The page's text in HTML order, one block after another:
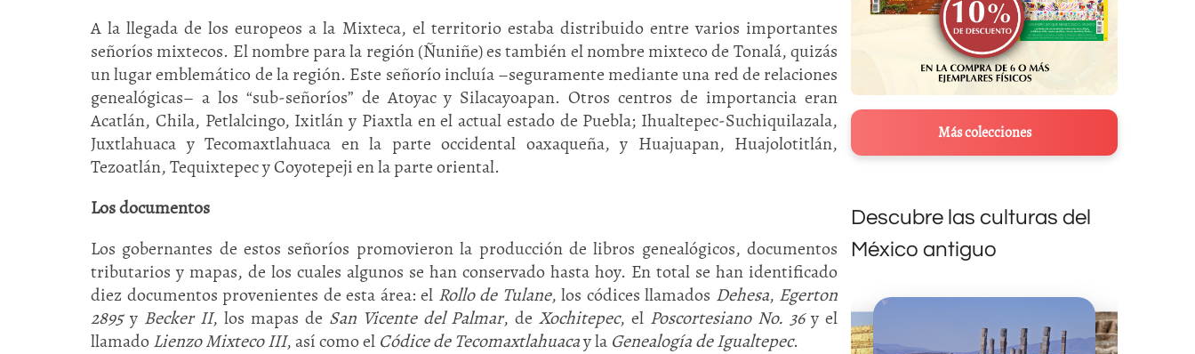
A la llegada de los europeos a la Mixteca, el territorio estaba distribuido entre varios importantes
señoríos mixtecos. El nombre para la región (Ñuniñe) es también el nombre mixteco de Tonalá, quizás
un lugar emblemático de la región. Este señorío incluía –seguramente mediante una red de relaciones
genealógicas– a los “sub-señoríos” de Atoyac y Silacayoapan. Otros centros de importancia eran
Acatlán, Chila, Petlalcingo, Ixitlán y Piaxtla en el actual estado de Puebla; Ihualtepec-Suchiquilazala,
Juxtlahuaca y Tecomaxtlahuaca en la parte occidental oaxaqueña, y Huajuapan, Huajolotitlán,
Tezoatlán, Tequixtepec y Coyotepeji en la parte oriental.
Los documentos
Los gobernantes de estos señoríos promovieron la producción de libros genealógicos, documentos
tributarios y mapas, de los cuales algunos se han conservado hasta hoy. En total se han identificado
diez documentos provenientes de esta área: el Rollo de Tulane, los códices llamados Dehesa, Egerton
2895y Becker II, los mapas de San Vicente del Palmar, deXochitepec, el Poscortesiano No. 36y el
llamadoLienzo Mixteco III, así como el Códice de Tecomaxtlahuacay la Genealogía de Igualtepec.
Más colecciones
Descubre las culturas del
México antiguo